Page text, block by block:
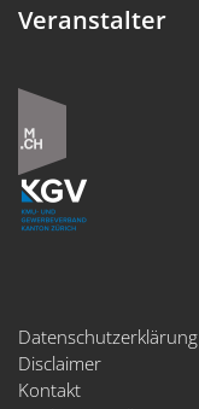
Veranstalter
Datenschutzerklärung
Disclaimer
Kontakt